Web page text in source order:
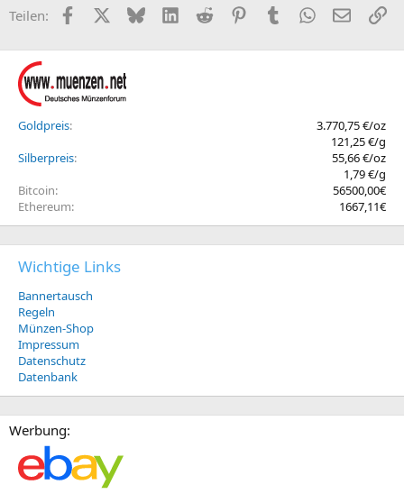
Teilen: FacebookX (Twitter)
BlueskyLinkedIn
Reddit PinterestTumblr WhatsApp
E-Mail
Goldpreis
3.770,75 €/oz
121,25 €/g
Silberpreis
55,66 €/oz
1,79 €/g
Bitcoin
56500,00€
Ethereum
1667,11€
Wichtige Links
Bannertausch
Regeln
Münzen-Shop
Impressum
Datenschutz
Datenbank
Werbung: